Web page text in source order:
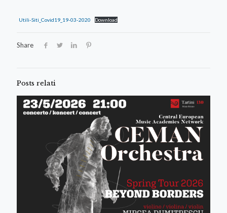
Utili-Siti_Covid19_19-03-2020 Download
Share
Posts relati